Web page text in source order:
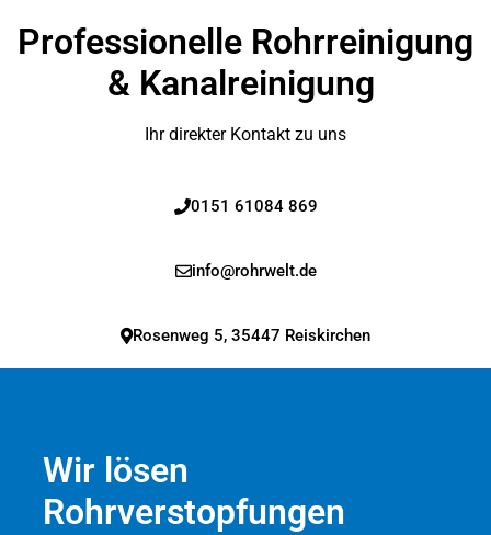
Professionelle Rohrreinigung
& Kanalreinigung
Ihr direkter Kontakt zu uns
0151 61084 869
info@rohrwelt.de
Rosenweg 5, 35447 Reiskirchen
Wir lösen
Rohrverstopfungen